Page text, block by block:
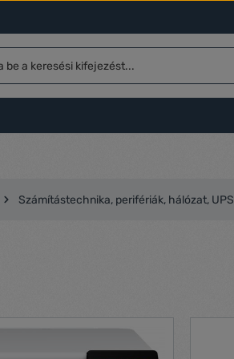
Számítástechnika, perifériák, hálózat, UPS